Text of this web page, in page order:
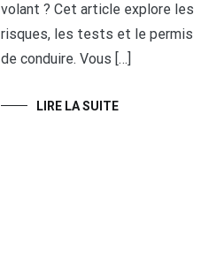
volant ? Cet article explore les
risques, les tests et le permis
de conduire. Vous […]
LIRE LA SUITE